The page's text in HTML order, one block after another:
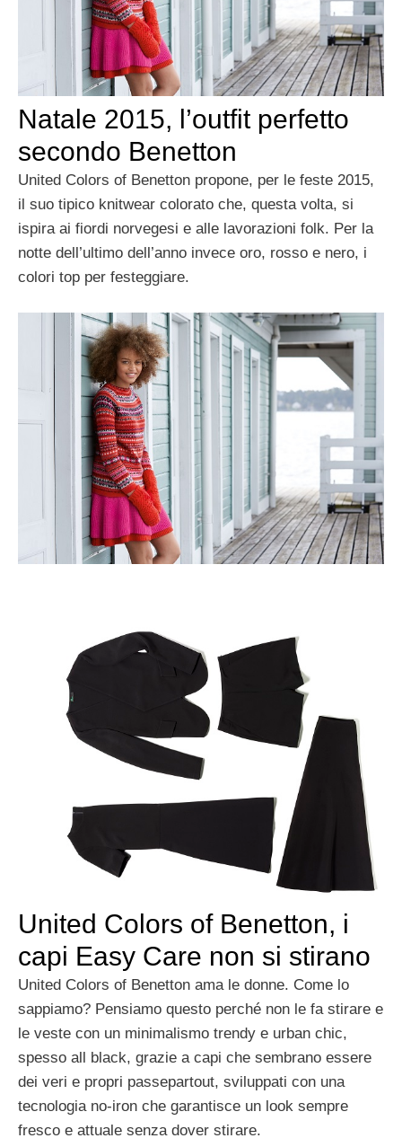
Natale 2015, l’outfit perfetto
secondo Benetton
United Colors of Benetton propone, per le feste 2015,
il suo tipico knitwear colorato che, questa volta, si
ispira ai fiordi norvegesi e alle lavorazioni folk. Per la
notte dell’ultimo dell’anno invece oro, rosso e nero, i
colori top per festeggiare.
United Colors of Benetton, i
capi Easy Care non si stirano
United Colors of Benetton ama le donne. Come lo
sappiamo? Pensiamo questo perché non le fa stirare e
le veste con un minimalismo trendy e urban chic,
spesso all black, grazie a capi che sembrano essere
dei veri e propri passepartout, sviluppati con una
tecnologia no-iron che garantisce un look sempre
fresco e attuale senza dover stirare.